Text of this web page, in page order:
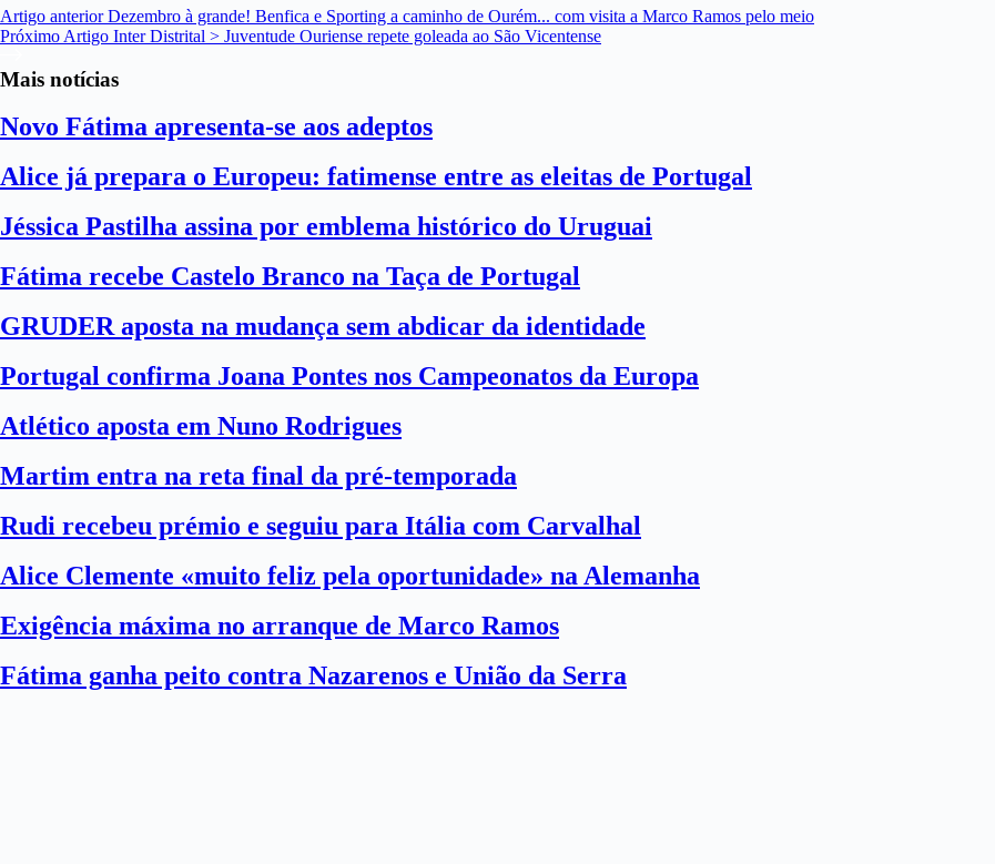
Artigo anteriorDezembro à grande! Benfica e Sporting a caminho de Ourém... com visita a Marco Ramos pelo meio
Próximo Artigo Inter Distrital > Juventude Ouriense repete goleada ao São Vicentense
Mais notícias
Novo Fátima apresenta-se aos adeptos
Alice já prepara o Europeu: fatimense entre as eleitas de Portugal
Jéssica Pastilha assina por emblema histórico do Uruguai
Fátima recebe Castelo Branco na Taça de Portugal
GRUDER aposta na mudança sem abdicar da identidade
Portugal confirma Joana Pontes nos Campeonatos da Europa
Atlético aposta em Nuno Rodrigues
Martim entra na reta final da pré-temporada
Rudi recebeu prémio e seguiu para Itália com Carvalhal
Alice Clemente «muito feliz pela oportunidade» na Alemanha
Exigência máxima no arranque de Marco Ramos
Fátima ganha peito contra Nazarenos e União da Serra